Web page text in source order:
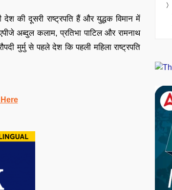
की दूसरी राष्ट्रपति हैं और युद्धक विमान में
अब्दुल कलाम, प्रतिभा पाटिल और रामनाथ
मुर्मु से पहले देश कि पहली महिला राष्ट्रपति